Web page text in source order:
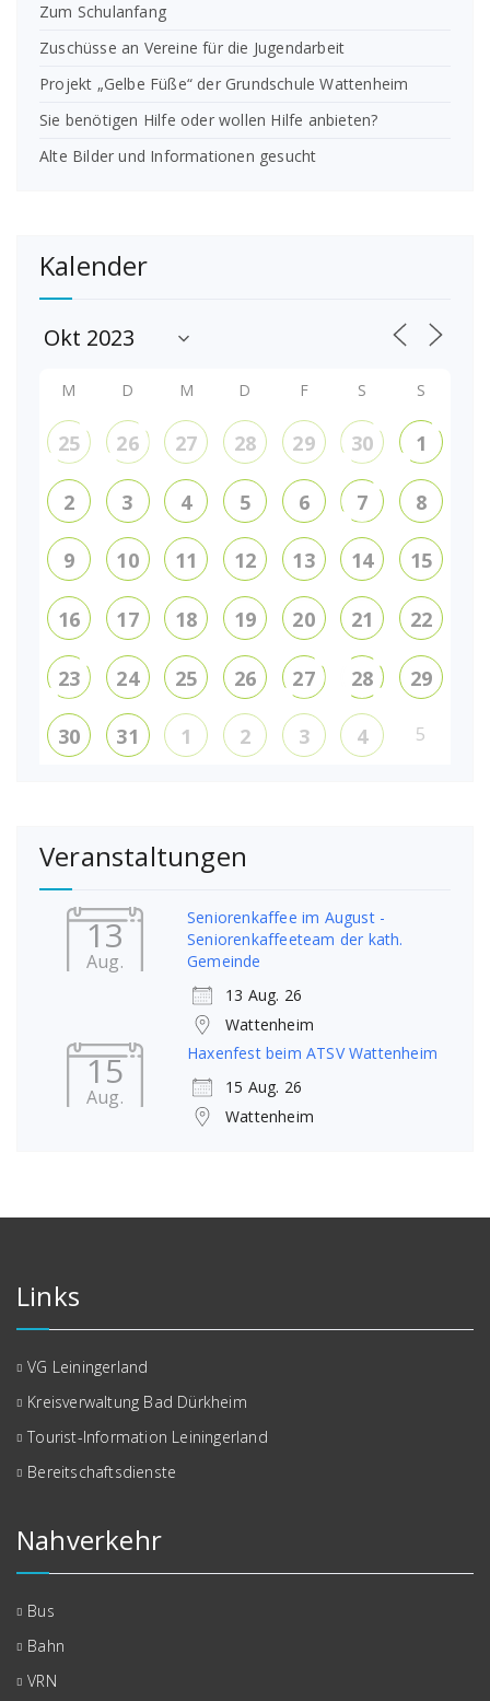
Zum Schulanfang
Zuschüsse an Vereine für die Jugendarbeit
Projekt „Gelbe Füße“ der Grundschule Wattenheim
Sie benötigen Hilfe oder wollen Hilfe anbieten?
Alte Bilder und Informationen gesucht
Kalender
M D M D F S S
25 26 27 28 29 30 1
2 3 4 5 6 7 8
9 10 11 12 13 14 15
16 17 18 19 20 21 22
23 24 25 26 27 28 29
30 31 1 2 3 4 5
Veranstaltungen
13
Aug.
Seniorenkaffee im August -
Seniorenkaffeeteam der kath.
Gemeinde
13 Aug. 26
Wattenheim
15
Aug.
Haxenfest beim ATSV Wattenheim
15 Aug. 26
Wattenheim
Links
VG Leiningerland
Kreisverwaltung Bad Dürkheim
Tourist-Information Leiningerland
Bereitschaftsdienste
Nahverkehr
Bus
Bahn
VRN